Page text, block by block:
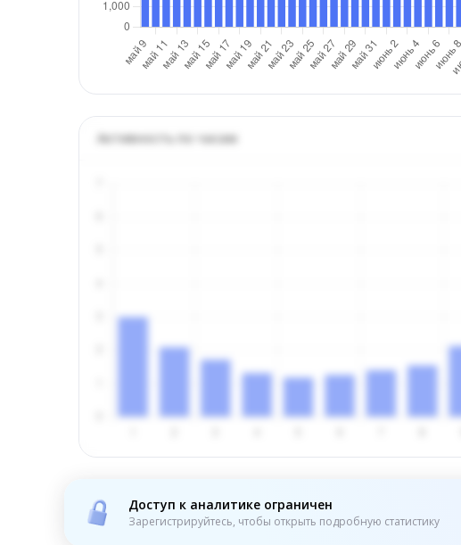
Активность по часам
Доступ к аналитике ограничен
Зарегистрируйтесь, чтобы открыть подробную статистику